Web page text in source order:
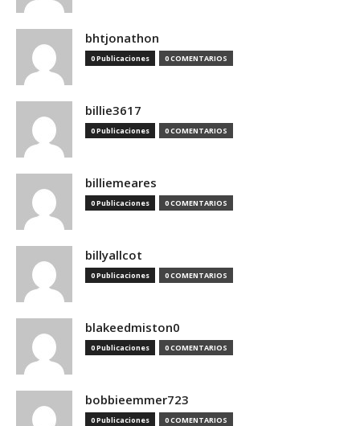
bhtjonathon
0 Publicaciones 0 COMENTARIOS
billie3617
0 Publicaciones 0 COMENTARIOS
billiemeares
0 Publicaciones 0 COMENTARIOS
billyallcot
0 Publicaciones 0 COMENTARIOS
blakeedmiston0
0 Publicaciones 0 COMENTARIOS
bobbieemmer723
0 Publicaciones 0 COMENTARIOS